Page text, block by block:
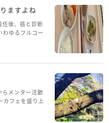
ますよね
後、癌と診断
わゆるフルコー
ェに来られて
落ちパソコン
メンター活動
カフェを盛り上
てブログを投
を書いてみま